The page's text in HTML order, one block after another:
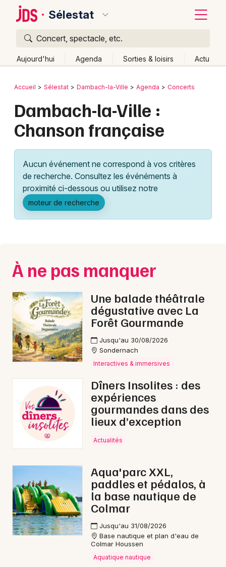
Sélestat
Concert, spectacle, etc.
Aujourd'hui Agenda Sorties & loisirs Actu
Publier un événement
Grands événements
Activité & Expérience
Manifestations
Foires & salons
Concerts
Sports
Soirées
Sorties famille
Sorties & loisirs
Chanson française dans le Bas-Rhin
Chanson française en Alsace
Chanson française dans le Grand Est
Jeux concours
Bordeaux
Colmar
Lille
Lyon
Marseille
Mulhouse
Nice
Paris
Strasbourg
Toulouse
Toutes les villes
Retour
Accueil Sélestat Dambach-la-Ville Agenda Concerts
Dambach-la-Ville :
Chanson française
Aucun événement ne correspond à vos critères
de recherche. Consultez les événéments à
proximité ci-dessous ou utilisez notre
moteur de recherche
À ne pas manquer
Une balade théâtrale
dégustative avec La
Forêt Gourmande
Jusqu'au 30/08/2026
Sondernach
Interactives & immersives
Dîners Insolites : des
expériences
gourmandes dans des
lieux d’exception
Actualités
Aqua'parc XXL,
paddles et pédalos, à
la base nautique de
Colmar
Jusqu'au 31/08/2026
Base nautique et plan d'eau de
Colmar Houssen
Aquatique nautique
Quoi ?
Où ?
Près de moi
Changer de lieu
Quand ?
Effacer les dates
Aujourd'hui
Demain Ce week-end Autre